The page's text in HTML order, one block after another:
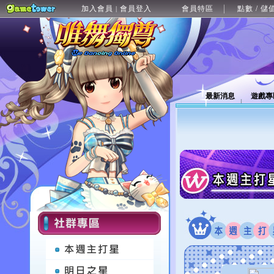
加入會員 | 會員登入 會員特區 點數 / 儲
最新消息 遊戲